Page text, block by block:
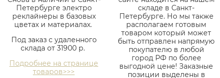
Петербурге электро
реклайнеры в базовых
цветах и материалах.
Под заказ с удаленного
склада от 31900 р.
Подробнее на странице
товаров>>>
складе в Санкт-
Петербурге. Но мы также
располагаем готовым
товаром который может
быть отправлен напрямую
покупателю в любой
город РФ по более
выгодной цене! Заказные
позиции выделены в